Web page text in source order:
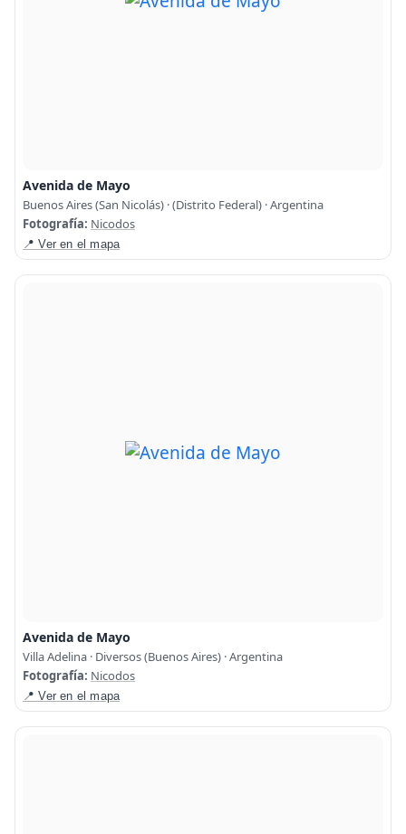
Avenida de Mayo
Buenos Aires (San Nicolás) · (Distrito Federal) · Argentina
Fotografía: Nicodos
📍 Ver en el mapa
Avenida de Mayo
Villa Adelina · Diversos (Buenos Aires) · Argentina
Fotografía: Nicodos
📍 Ver en el mapa